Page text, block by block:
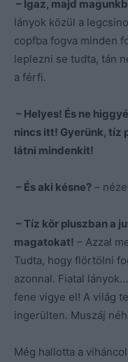
– Igaz, majd
lányok közül a
copfba fogva minden
leplezni se tudta, tán
a férfi.
– Helyes! És ne
nincs itt! Gyerünk, tíz
látni mindenkit!
– És aki késne? –
– Tíz kör pluszban a
magatokat! – Azzal
Tudta, hogy flörtölni
azonnal. Fiatal
fene vigye el! A világ
ingerülten. Muszáj
Még hallotta a